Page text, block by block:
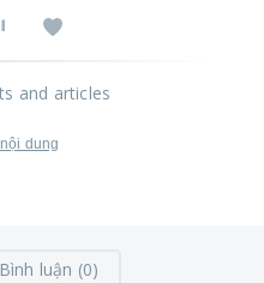
and articles
dung
Bình luận (0)